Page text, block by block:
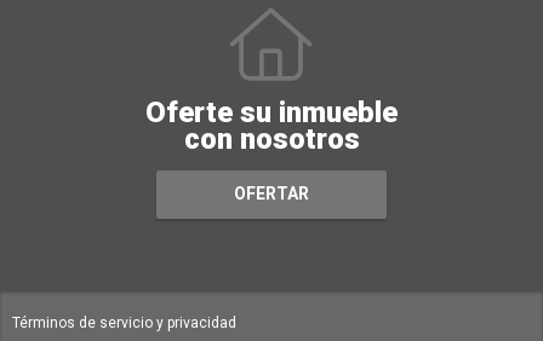
Oferte su inmueble
con nosotros
OFERTAR
Términos de servicio y privacidad